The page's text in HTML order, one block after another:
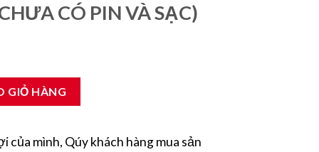
CÓ PIN VÀ SẠC)
HB16PROMAX ( CHƯA CÓ PIN VÀ SẠC) số lượng
GIỎ HÀNG
của mình, Qúy khách hàng mua sản